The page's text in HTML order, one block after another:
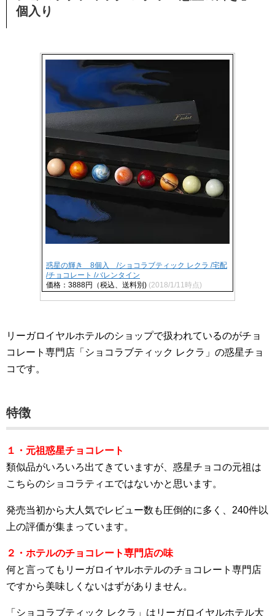
個入り
惑星の輝き 8個入 /ショコラブティック レクラ /宅配
/チョコレート /バレンタイン
価格：3888円（税込、送料別) (2018/1/11時点)
リーガロイヤルホテルのショップで扱われているのがチョ
コレート専門店「ショコラブティック レクラ」の惑星チョ
コです。
特徴
１・元祖惑星チョコレート
類似品がいろいろ出てきていますが、惑星チョコの元祖は
こちらのショコラティエではないかと思います。
発売当初から大人気でレビュー数も圧倒的に多く、240件以
上の評価が集まっています。
２・ホテルのチョコレート専門店の味
何と言ってもリーガロイヤルホテルのチョコレート専門店
ですから美味しくないはずがありません。
「ショコラブティック レクラ」はリーガロイヤルホテル大